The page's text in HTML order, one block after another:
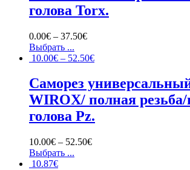
голова Torx.
0.00€ – 37.50€
Выбрать ...
10.00€ – 52.50€
Саморез
WIROX/ полная
голова Pz.
10.00€ – 52.50€
Выбрать ...
10.87€